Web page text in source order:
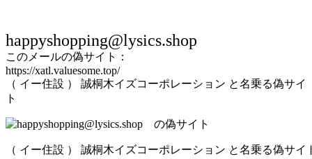
happyshopping@lysics.shop
このメールの偽サイト：
https://xatl.valuesome.top/
（ イー住設 ） 誠桐木イズコーポレーション と名乗る偽サイ
ト
（ イー住設 ） 誠桐木イズコーポレーション と名乗る偽サイ